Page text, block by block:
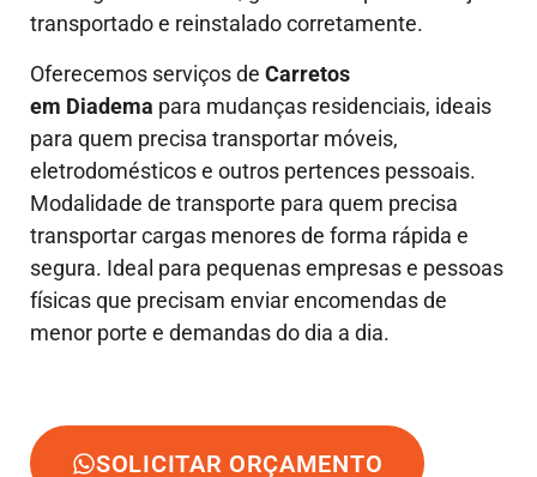
transportado e reinstalado corretamente.
Oferecemos serviços de Carretos
em Diadema para mudanças residenciais, ideais
para quem precisa transportar móveis,
eletrodomésticos e outros pertences pessoais.
Modalidade de transporte para quem precisa
transportar cargas menores de forma rápida e
segura. Ideal para pequenas empresas e pessoas
físicas que precisam enviar encomendas de
menor porte e demandas do dia a dia.
SOLICITAR ORÇAMENTO